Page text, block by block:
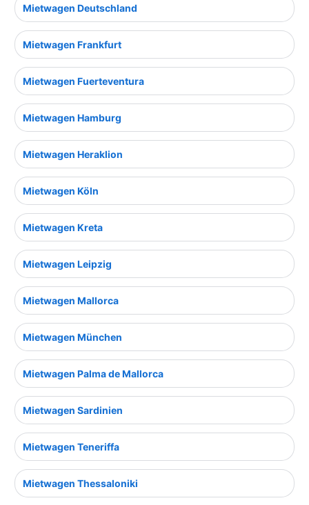
Mietwagen Deutschland
Mietwagen Frankfurt
Mietwagen Fuerteventura
Mietwagen Hamburg
Mietwagen Heraklion
Mietwagen Köln
Mietwagen Kreta
Mietwagen Leipzig
Mietwagen Mallorca
Mietwagen München
Mietwagen Palma de Mallorca
Mietwagen Sardinien
Mietwagen Teneriffa
Mietwagen Thessaloniki